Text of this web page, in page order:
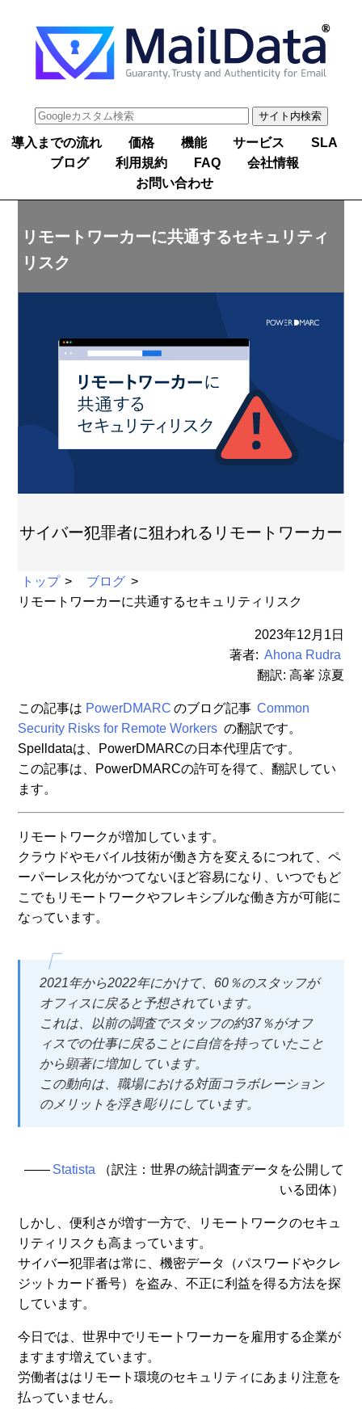
導入までの流れ 価格 機能 サービス
SLA
ブログ
利用規約 FAQ
会社情報
お問い合わせ
リモートワーカーに共通するセキュリティ
リスク
サイバー犯罪者に狙われるリモートワーカー
トップ
ブログ
リモートワーカーに共通するセキュリティリスク
2023年12月1日
著者: Ahona Rudra
翻訳: 高峯 涼夏
この記事は PowerDMARC のブログ記事 Common
Security Risks for Remote Workers の翻訳です。
Spelldataは、PowerDMARCの日本代理店です。
この記事は、PowerDMARCの許可を得て、翻訳してい
ます。
リモートワークが増加しています。
クラウドやモバイル技術が働き方を変えるにつれて、ペ
ーパーレス化がかつてないほど容易になり、いつでもど
こでもリモートワークやフレキシブルな働き方が可能に
なっています。
2021年から2022年にかけて、60％のスタッフが
オフィスに戻ると予想されています。
これは、以前の調査でスタッフの約37％がオフ
ィスでの仕事に戻ることに自信を持っていたこと
から顕著に増加しています。
この動向は、職場における対面コラボレーション
のメリットを浮き彫りにしています。
―― Statista
（訳注：世界の統計調査データを公開して
いる団体）
しかし、便利さが増す一方で、リモートワークのセキュ
リティリスクも高まっています。
サイバー犯罪者は常に、機密データ（パスワードやクレ
ジットカード番号）を盗み、不正に利益を得る方法を探
しています。
今日では、世界中でリモートワーカーを雇用する企業が
ますます増えています。
労働者ははリモート環境のセキュリティにあまり注意を
払っていません。